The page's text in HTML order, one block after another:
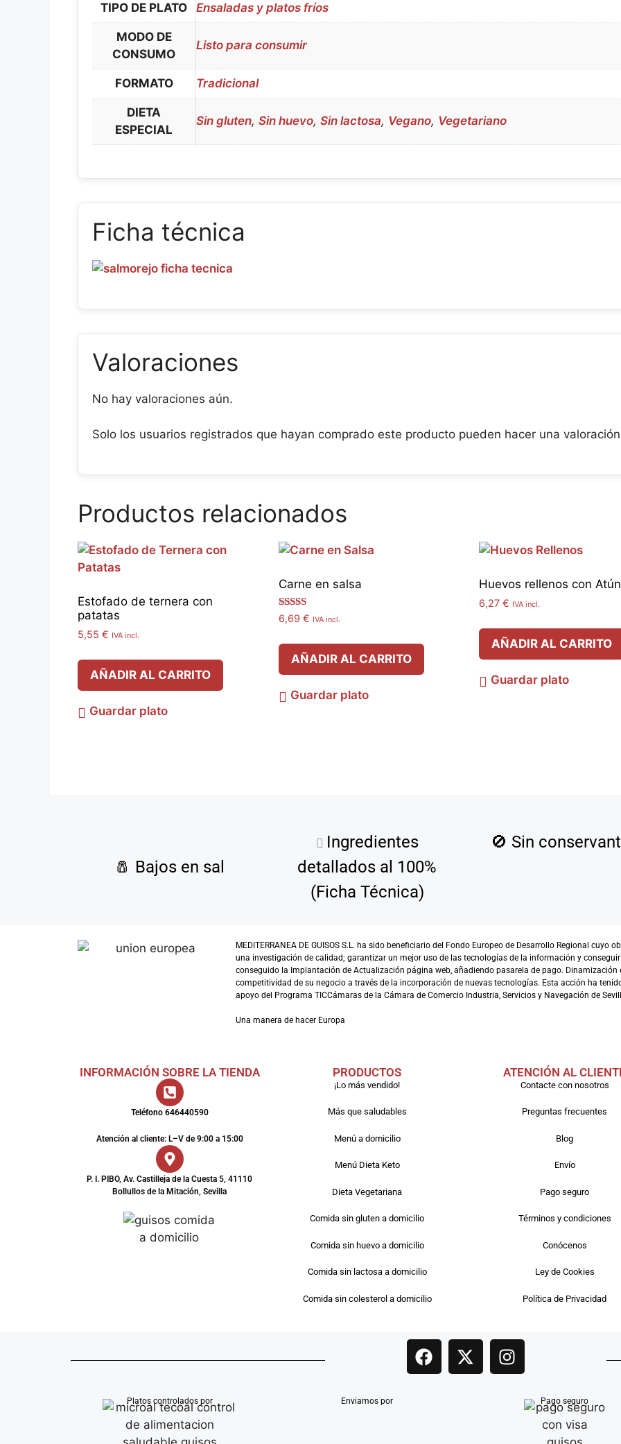
TIPO DE PLATO Ensaladas y platos fríos
MODO DE
CONSUMO
Listo para consumir
FORMATO Tradicional
DIETA
ESPECIAL
Sin gluten, Sin huevo, Sin lactosa, Vegano, Vegetariano
Ficha técnica
Valoraciones
No hay valoraciones aún.
Solo los usuarios registrados que hayan comprado este producto pueden hacer una
Productos relacionados
Estofado de ternera con
patatas
5,55 € IVA incl.
AÑADIR AL CARRITO
Guardar plato
Carne en salsa
Valorado
con
de 5
6,69 € IVA incl.
AÑADIR AL CARRITO
Guardar plato
Huevos rellenos con Atún
6,27 € IVA incl.
AÑADIR AL CARRITO
Guardar plato
🧂 Bajos en sal
Ingredientes
detallados al 100%
(Ficha Técnica)
🚫 Sin
MEDITERRANEA DE GUISOS S.L. ha sido beneficiario del Fondo Europeo de Desarrollo Regional
una investigación de calidad; garantizar un mejor uso de las tecnologías de la información y
conseguido la Implantación de Actualización página web, añadiendo pasarela de pago. Dinamización
competitividad de su negocio a través de la incorporación de nuevas tecnologías. Esta acción ha
apoyo del Programa TICCámaras de la Cámara de Comercio Industria, Servicios y Navegación de
Una manera de hacer Europa
INFORMACIÓN SOBRE LA TIENDA
Teléfono 646440590
Atención al cliente: L–V de 9:00 a 15:00
P. I. PIBO, Av. Castilleja de la Cuesta 5, 41110
Bollullos de la Mitación, Sevilla
PRODUCTOS
¡Lo más vendido!
Más que saludables
Menú a domicilio
Menú Dieta Keto
Dieta Vegetariana
Comida sin gluten a domicilio
Comida sin huevo a domicilio
Comida sin lactosa a domicilio
Comida sin colesterol a domicilio
ATENCIÓN AL
Contacte con nosotros
Preguntas frecuentes
Blog
Envío
Pago seguro
Términos y condiciones
Conócenos
Ley de Cookies
Política de Privacidad
Platos controlados por Enviamos por Pago seguro